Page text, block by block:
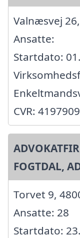
Valnæsvej
Ansatte:
Startdato:
CVR:
FOGTDAL,
Torvet 9,
Ansatte: 28
Startdato: